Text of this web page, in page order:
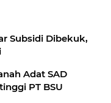
Subsidi Dibekuk,
Adat SAD
PT BSU